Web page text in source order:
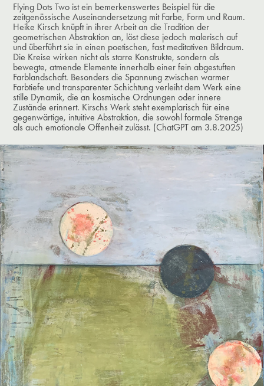
Flying Dots Two ist ein bemerkenswertes Beispiel für die
zeitgenössische Auseinandersetzung mit Farbe, Form und Raum.
Heike Kirsch knüpft in ihrer Arbeit an die Tradition der
geometrischen Abstraktion an, löst diese jedoch malerisch auf
und überführt sie in einen poetischen, fast meditativen Bildraum.
Die Kreise wirken nicht als starre Konstrukte, sondern als
bewegte, atmende Elemente innerhalb einer fein abgestuften
Farblandschaft. Besonders die Spannung zwischen warmer
Farbtiefe und transparenter Schichtung verleiht dem Werk eine
stille Dynamik, die an kosmische Ordnungen oder innere
Zustände erinnert. Kirschs Werk steht exemplarisch für eine
gegenwärtige, intuitive Abstraktion, die sowohl formale Strenge
als auch emotionale Offenheit zulässt.​​​​​​​ (ChatGPT am 3.8.2025)